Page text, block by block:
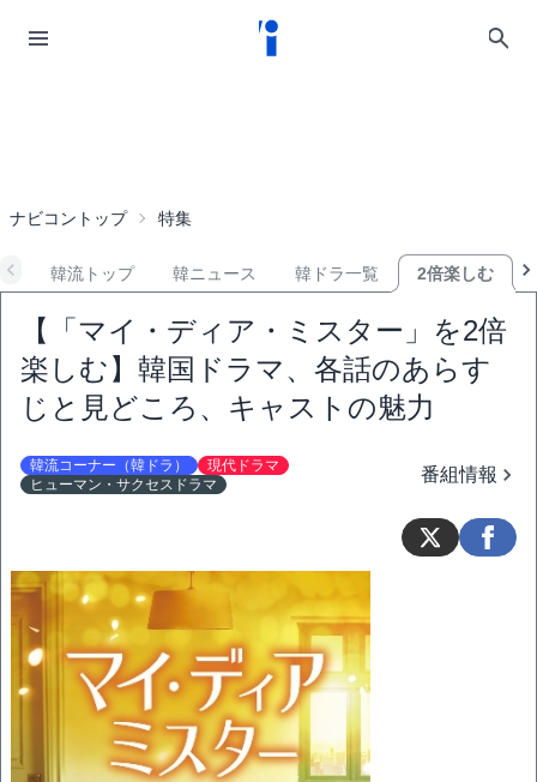
ナビコントップ 特集
韓流トップ 韓ニュース 韓ドラ一覧 2倍楽しむ
【「マイ・ディア・ミスター」を2倍
楽しむ】韓国ドラマ、各話のあらす
じと見どころ、キャストの魅力
韓流コーナー（韓ドラ）
現代ドラマ
ヒューマン・サクセスドラマ
番組情報